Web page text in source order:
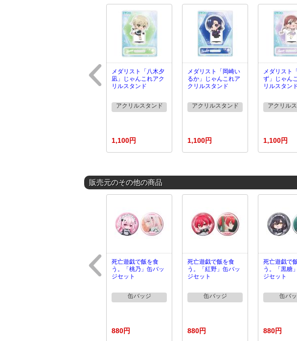
メダリスト「八木夕
凪」じゃんこれアク
リルスタンド
アクリルスタンド
1,100円
メダリスト「岡崎い
るか」じゃんこれア
クリルスタンド
アクリルスタンド
1,100円
メダリスト
ず」じゃん
リルスタン
アクリル
1,100円
販売元のその他の商品
死亡遊戯で飯を食
う。「桃乃」缶バッ
ジセット
缶バッジ
880円
死亡遊戯で飯を食
う。「紅野」缶バッ
ジセット
缶バッジ
880円
死亡遊戯で
う。「黒糖
ジセット
缶バ
880円